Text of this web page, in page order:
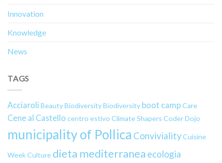
Innovation
Knowledge
News
TAGS
Acciaroli BeautyBiodiversityBiodiversity boot campCare
Cene al Castello centro estivo Climate Shapers Coder Dojo
municipality of Pollica ConvivialityCuisine
WeekCulture dieta mediterranea ecologia